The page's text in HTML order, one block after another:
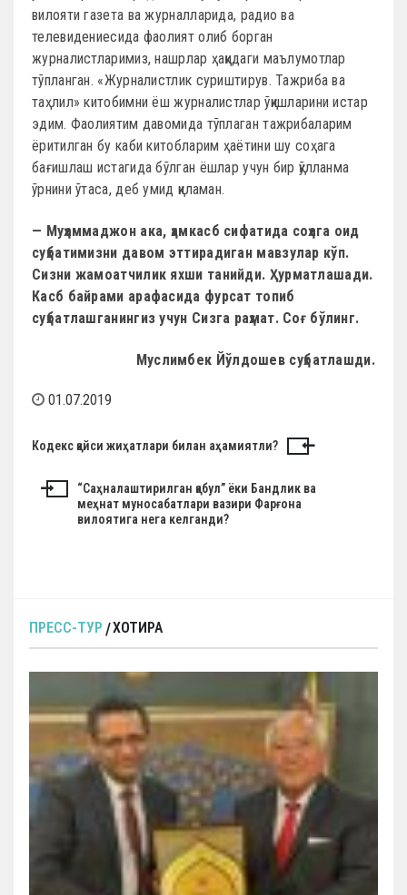
вилояти газета ва журналларида, радио ва
телевидениесида фаолият олиб борган
журналистларимиз, нашрлар ҳақидаги маълумотлар
тўпланган. «Журналистлик суриштирув. Тажриба ва
таҳлил» китобимни ёш журналистлар ўқишларини истар
эдим. Фаолиятим давомида тўплаган тажрибаларим
ёритилган бу каби китобларим ҳаётини шу соҳага
бағишлаш истагида бўлган ёшлар учун бир қўлланма
ўрнини ўтаса, деб умид қиламан.
— Муҳаммаджон ака, ҳамкасб сифатида соҳага оид
суҳбатимизни давом эттирадиган мавзулар кўп.
Сизни жамоатчилик яхши танийди. Ҳурматлашади.
Касб байрами арафасида фурсат топиб
суҳбатлашганингиз учун Сизга раҳмат. Соғ бўлинг.
Муслимбек Йўлдошев суҳбатлашди.
01.07.2019
Н
и
я
п
о
з
а
п
я
Кодекс қайси жиҳатлари билан аҳамиятли?
“Саҳналаштирилган қабул” ёки Бандлик ва
меҳнат муносабатлари вазири Фарғона
вилоятига нега келганди?
ПРЕСС-ТУР ХОТИРА